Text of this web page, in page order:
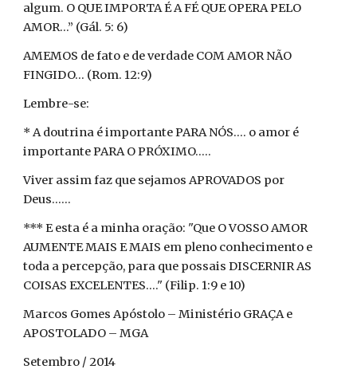
algum. O QUE IMPORTA É A FÉ QUE OPERA PELO
AMOR...” (Gál. 5: 6)
AMEMOS de fato e de verdade COM AMOR NÃO
FINGIDO... (Rom. 12:9)
Lembre-se:
* A doutrina é importante PARA NÓS.... o amor é
importante PARA O PRÓXIMO.....
Viver assim faz que sejamos APROVADOS por
Deus......
*** E esta é a minha oração: "Que O VOSSO AMOR
AUMENTE MAIS E MAIS em pleno conhecimento e
toda a percepção, para que possais DISCERNIR AS
COISAS EXCELENTES...." (Filip. 1:9 e 10)
Marcos Gomes Apóstolo – Ministério GRAÇA e
APOSTOLADO – MGA
Setembro / 2014